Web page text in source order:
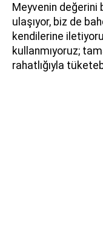
Meyvenin
ulaşıyor, biz de
kendilerine
kullanmıyoruz;
rahatlığıyla